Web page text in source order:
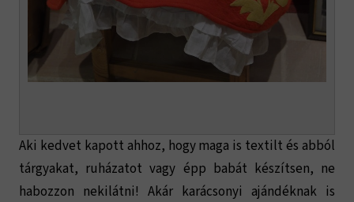
Aki kedvet kapott ahhoz, hogy maga is textilt és abból
tárgyakat, ruházatot vagy épp babát készítsen, ne
habozzon nekilátni! Akár karácsonyi ajándéknak is